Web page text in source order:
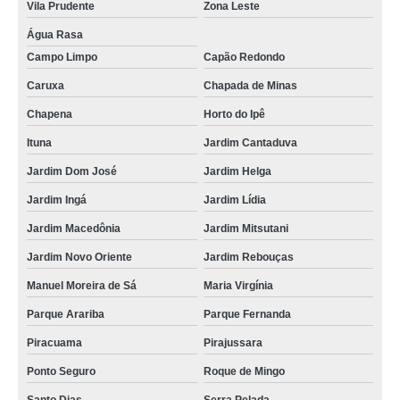
aquecedor de água de passagem preço Republica
qual o preço de aquecedor a gás para 2 chuveiros Muniz de Souza
aquecedor para chuveiro a gás valor Chapena
aquecedor de passagem gas preço Jardim Dom José
aquecedor de passagem gas preço Paraiso
aquecedor de passagem gas valor Penha
aquecedor de chuveiro a gás valor Jardim Iva
aquecedor de chuveiro a gás Muniz de Souza
qual o preço de aquecedor de água a gás externo Vila Matilde
aquecedor de passagem gas valor Campo Belo
Vila Prudente Zona Leste
Água Rasa
Campo Limpo
Capão Redondo
Caruxa Chapada de Minas
Chapena Horto do Ipê
Ituna Jardim Cantaduva
Jardim Dom José Jardim Helga
Jardim Ingá Jardim Lídia
Jardim Macedônia Jardim Mitsutani
Jardim Novo Oriente Jardim Rebouças
Manuel Moreira de Sá Maria Virgínia
Parque Arariba Parque Fernanda
Piracuama Pirajussara
Ponto Seguro Roque de Mingo